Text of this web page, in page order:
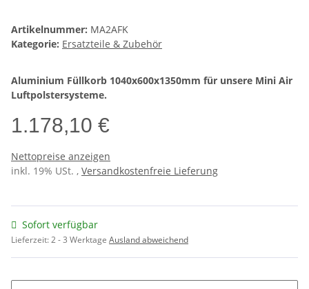
Artikelnummer: MA2AFK
Kategorie: Ersatzteile & Zubehör
Aluminium Füllkorb 1040x600x1350mm für unsere Mini Air
Luftpolstersysteme.
1.178,10 €
Nettopreise anzeigen
inkl. 19% USt. , Versandkostenfreie Lieferung
Sofort verfügbar
Lieferzeit:2 - 3 Werktage Ausland abweichend